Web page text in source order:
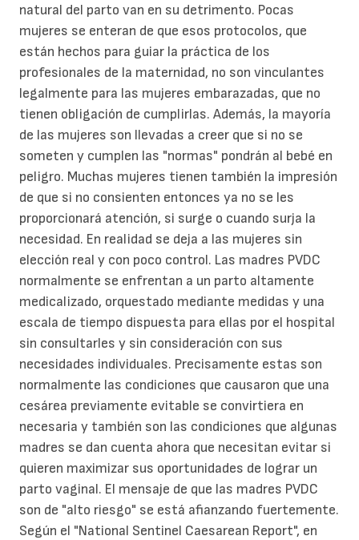
natural del parto van en su detrimento. Pocas
mujeres se enteran de que esos protocolos, que
están hechos para guiar la práctica de los
profesionales de la maternidad, no son vinculantes
legalmente para las mujeres embarazadas, que no
tienen obligación de cumplirlas. Además, la mayoría
de las mujeres son llevadas a creer que si no se
someten y cumplen las "normas" pondrán al bebé en
peligro. Muchas mujeres tienen también la impresión
de que si no consienten entonces ya no se les
proporcionará atención, si surge o cuando surja la
necesidad. En realidad se deja a las mujeres sin
elección real y con poco control. Las madres PVDC
normalmente se enfrentan a un parto altamente
medicalizado, orquestado mediante medidas y una
escala de tiempo dispuesta para ellas por el hospital
sin consultarles y sin consideración con sus
necesidades individuales. Precisamente estas son
normalmente las condiciones que causaron que una
cesárea previamente evitable se convirtiera en
necesaria y también son las condiciones que algunas
madres se dan cuenta ahora que necesitan evitar si
quieren maximizar sus oportunidades de lograr un
parto vaginal. El mensaje de que las madres PVDC
son de "alto riesgo" se está afianzando fuertemente.
Según el "National Sentinel Caesarean Report", en